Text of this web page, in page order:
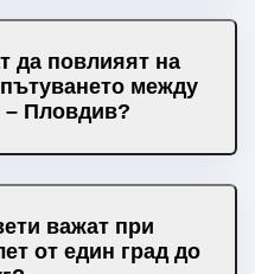
да повлияят на
между
– Пловдив?
важат при
от един град до